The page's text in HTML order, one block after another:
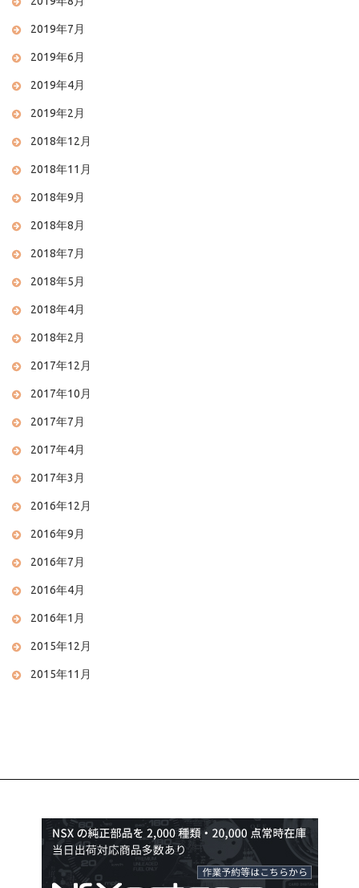
2019年7月
2019年6月
2019年4月
2019年2月
2018年12月
2018年11月
2018年9月
2018年8月
2018年7月
2018年5月
2018年4月
2018年2月
2017年12月
2017年10月
2017年7月
2017年4月
2017年3月
2016年12月
2016年9月
2016年7月
2016年4月
2016年1月
2015年12月
2015年11月